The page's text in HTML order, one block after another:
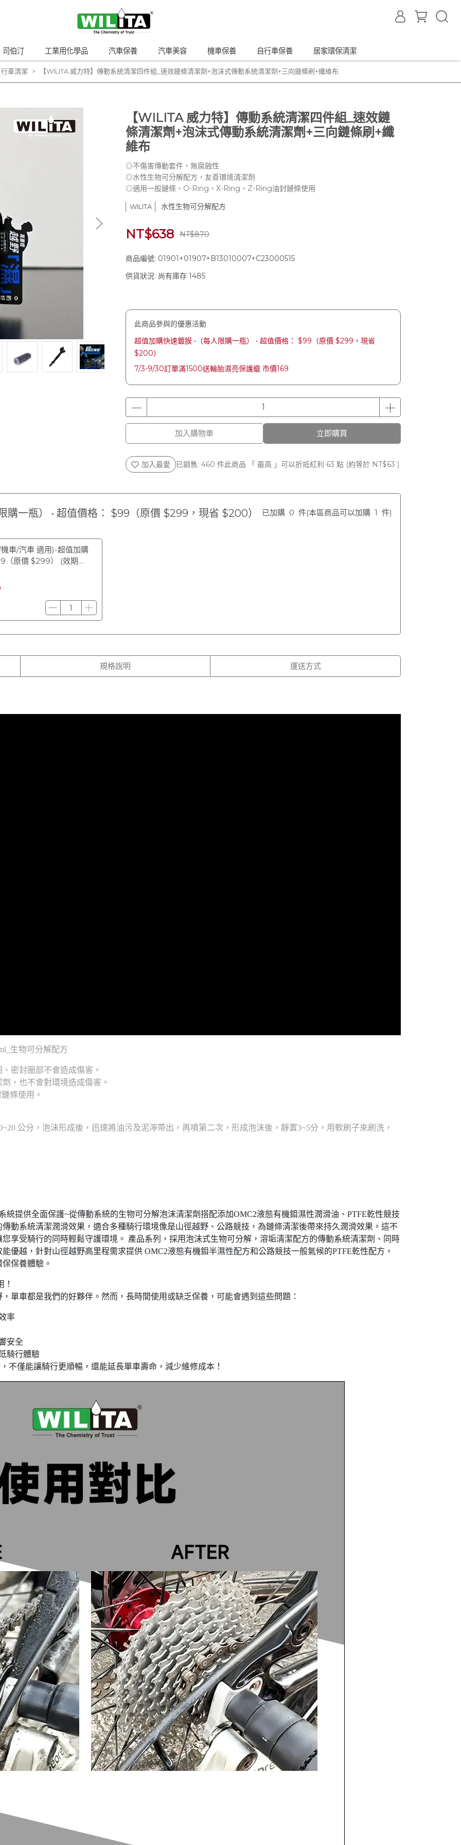
伯汀 工業用化學品 汽車保養 汽車美容 機車保養 自行車保養 居家環保清潔
車清潔 【WILITA 威力特】傳動系統清潔四件組_速效鏈條清潔劑+泡沫式傳動系統清潔劑+三向鏈條刷+纖維布
【WILITA 威力特】傳動系統清潔四件組_速效鏈
條清潔劑+泡沫式傳動系統清潔劑+三向鏈條刷+纖
維布
◎不傷害傳動套件，無腐蝕性
◎水性生物可分解配方，友善環境清潔劑
◎適用一般鏈條、O-Ring、X-Ring、Z-Ring油封鏈條使用
WILITA 水性生物可分解配方
NT$638 NT$870
商品編號: 01901+01907+B13010007+C23000515
供貨狀況: 尚有庫存 1485
此商品參與的優惠活動
超值加購快速鍍膜 •（每人限購一瓶） • 超值價格： $99（原價 $299，現省
$200）
7/3-9/30訂單滿1500送輪胎濕亮保護蠟 市價169
加入購物車 立即購買
加入最愛 已銷售: 460 件此商品 「 最高 」可以折抵紅利 63 點 (約等於 NT$63 )
購一瓶） • 超值價格： $99（原價 $299，現省 $200） 已加購 0 件(本區商品可以加購 1 件)
車/汽車 適用)-超值加購
（原價 $299） (效期
規格說明 運送方式
生物可分解配方
密封圈部不會造成傷害。
，也不會對環境造成傷害。
條使用。
公分，泡沫形成後，迅速將油污及泥濘帶出，再噴第二次，形成泡沫後，靜置3~5分，用軟刷子來刷洗，
提供全面保護~從傳動系統的生物可分解泡沫清潔劑搭配添加OMC2液態有機鉬濕性潤滑油、PTFE乾性競技
動系統清潔潤滑效果，適合多種騎行環境像是山徑越野、公路競技，為鏈條清潔後帶來持久潤滑效果。這不
享受騎行的同時輕鬆守護環境。 產品系列，採用泡沫式生物可分解，溶垢清潔配方的傳動系統清潔劑、同時
優越，針對山徑越野高里程需求提供 OMC2液態有機鉬半濕性配方和公路競技一般氣候的PTFE乾性配方，
保養體驗。
單車都是我們的好夥伴。然而，長時間使用或缺乏保養，可能會遇到這些問題：
率
安全
騎行體驗
不僅能讓騎行更順暢，還能延長單車壽命，減少維修成本！